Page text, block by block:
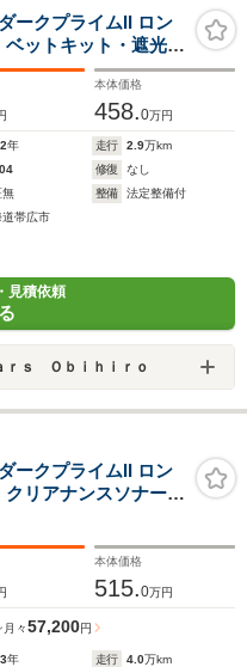
ークプライムII ロン
ットキット・遮光パ
ドア・エンジンルー
周囲カメラ・デジタ
本体価格
458.0万円
年 走行 2.9万km
修復
なし
無 整備
法定整備付
道帯広市
見積依頼
ｒｓ Ｏｂｉｈｉｒｏ
ークプライムII ロン
リアナンスソナー・
本体価格
515.0万円
月々57,200円
年 走行 4.0万km